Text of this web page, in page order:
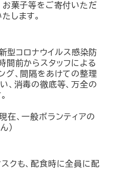
お菓子等をご寄付いただ
します。
型コロナウイルス感染防
間前からスタッフによる
グ、間隔をあけての整理
、消毒の徹底等、万全の
在、一般ボランティアの
）
クも、配食時に全員に配